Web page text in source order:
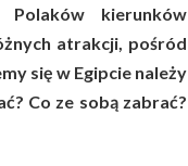
kierunków
atrakcji, pośród
się w Egipcie należy
Co ze sobą zabrać?